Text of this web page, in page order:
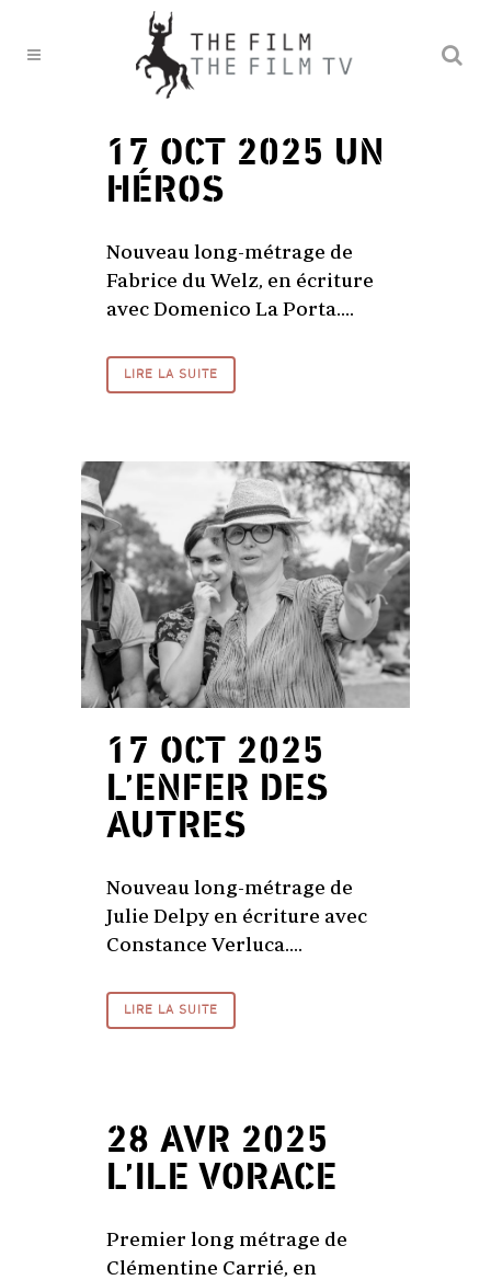
17 OCT 2025 UN
HÉROS
Nouveau long-métrage de
Fabrice du Welz, en écriture
avec Domenico La Porta....
LIRE LA SUITE
17 OCT 2025
L’ENFER DES
AUTRES
Nouveau long-métrage de
Julie Delpy en écriture avec
Constance Verluca....
LIRE LA SUITE
28 AVR 2025
L’ILE VORACE
Premier long métrage de
Clémentine Carrié, en